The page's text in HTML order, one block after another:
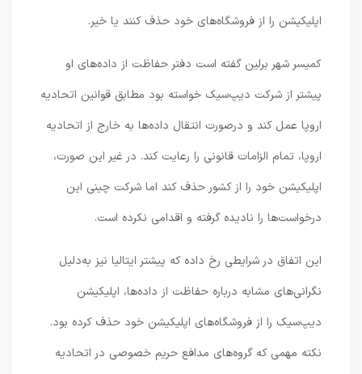
اپلیکیشن را از فروشگاه‌های خود حذف کنند یا خیر.
کمیسر شهر برلین گفته است دفتر حفاظت از داده‌های او
پیشتر از شرکت دیپ‌سیک خواسته بود مطابق قوانین اتحادیه
اروپا عمل کند و درصورت انتقال داده‌ها به خارج از اتحادیه
اروپا، تمام الزامات قانونی را رعایت کند. در غیر این صورت،
اپلیکیشن خود را از کشور حذف کند اما شرکت چینی این
درخواست‌ها را نادیده گرفته و اقدامی نکرده است.
این اتفاق در شرایطی رخ داده که پیشتر ایتالیا نیز به‌دلیل
نگرانی‌های مشابه درباره حفاظت از داده‌ها، اپلیکیشن
دیپ‌سیک را از فروشگاه‌های اپلیکیشن خود حذف کرده بود.
نکته مهمی که گروه‌های مدافع حریم خصوصی در اتحادیه